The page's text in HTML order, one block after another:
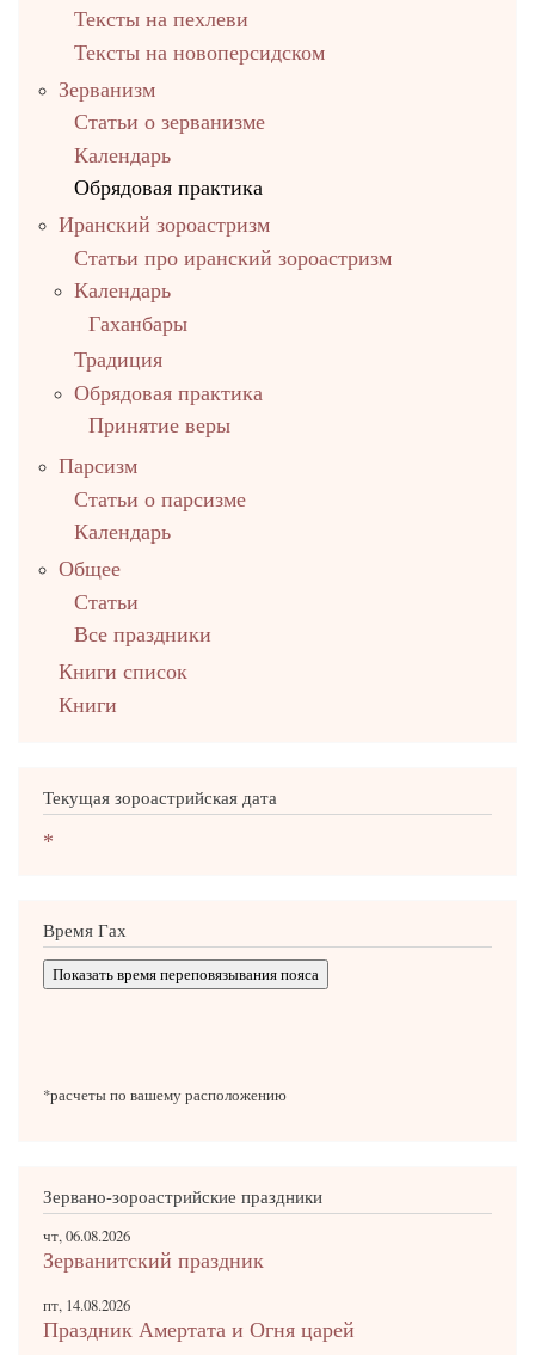
Тексты на пехлеви
Тексты на новоперсидском
Зерванизм
Статьи о зерванизме
Календарь
Обрядовая практика
Иранский зороастризм
Статьи про иранский зороастризм
Календарь
Гаханбары
Традиция
Обрядовая практика
Принятие веры
Парсизм
Статьи о парсизме
Календарь
Общее
Статьи
Все праздники
Книги список
Книги
Текущая зороастрийская дата
*
Время Гах
Показать время переповязывания пояса
*расчеты по вашему расположению
Зервано-зороастрийские праздники
чт, 06.08.2026
Зерванитский праздник
пт, 14.08.2026
Праздник Амертата и Огня царей